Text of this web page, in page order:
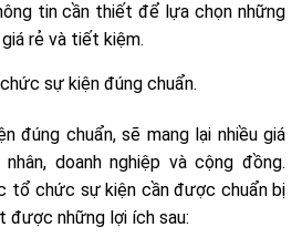
tin cần thiết để lựa chọn những
rẻ và tiết kiệm.
sự kiện đúng chuẩn.
đúng chuẩn, sẽ mang lại nhiều giá
doanh nghiệp và cộng đồng.
tổ chức sự kiện cần được chuẩn bị
những lợi ích sau: